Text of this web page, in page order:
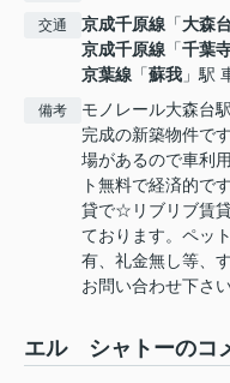
交通 京成千原線 「大森台
京成千原線 「千葉
京葉線 「蘇我 」駅
備考
モノレール大森台
完成の新築物件で
場があるので車利
ト無料で経済的で
貸で☆リブリブ賃
ております。ペッ
有、礼金無し等、
お問い合わせ下さ
エル シャトーのコ